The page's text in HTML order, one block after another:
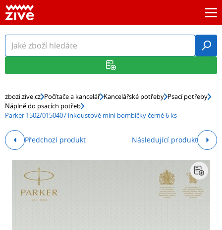
zbozi.zive.cz Počítače a kancelář Kancelářské potřeby Psací potřeby
Náplně do psacích potřeb
Parker 1502/0150407 inkoustové mini bombičky černé 6 ks
Předchozí produkt Následující produkt